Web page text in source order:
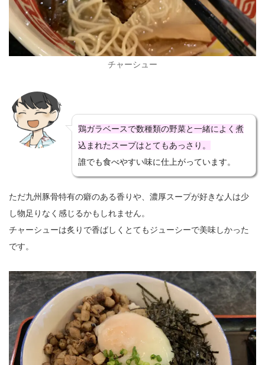
チャーシュー
鶏ガラベースで数種類の野菜と一緒によく煮
込まれたスープはとてもあっさり。
誰でも食べやすい味に仕上がっています。
ただ九州豚骨特有の癖のある香りや、濃厚スープが好きな人は少
し物足りなく感じるかもしれません。
チャーシューは炙りで香ばしくとてもジューシーで美味しかった
です。